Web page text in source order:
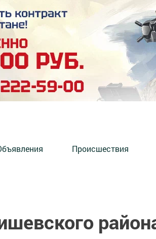
Происшествия